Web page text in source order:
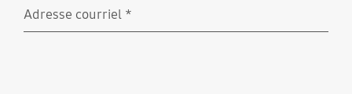
Adresse courriel *